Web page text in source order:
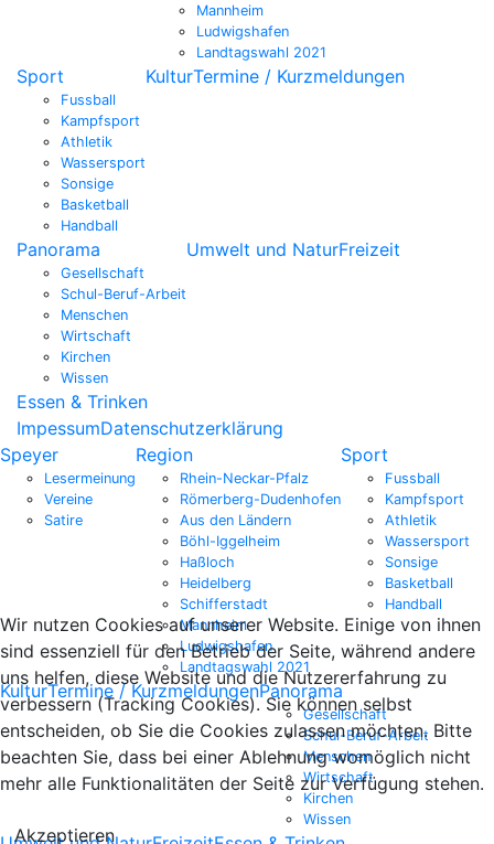
Mannheim
Ludwigshafen
Landtagswahl 2021
Sport
Fussball
Kampfsport
Athletik
Wassersport
Sonsige
Basketball
Handball
KulturTermine / Kurzmeldungen
Panorama
Gesellschaft
Schul-Beruf-Arbeit
Menschen
Wirtschaft
Kirchen
Wissen
Umwelt und NaturFreizeit
Essen & Trinken
ImpessumDatenschutzerklärung
Speyer
Lesermeinung
Vereine
Satire
Region
Rhein-Neckar-Pfalz
Römerberg-Dudenhofen
Aus den Ländern
Böhl-Iggelheim
Haßloch
Heidelberg
Schifferstadt
Mannheim
Ludwigshafen
Landtagswahl 2021
Sport
Fussball
Kampfsport
Athletik
Wassersport
Sonsige
Basketball
Handball
KulturTermine / KurzmeldungenPanorama
Gesellschaft
Schul-Beruf-Arbeit
Menschen
Wirtschaft
Kirchen
Wissen
Wir nutzen Cookies auf unserer Website. Einige von ihnen
sind essenziell für den Betrieb der Seite, während andere
uns helfen, diese Website und die Nutzererfahrung zu
verbessern (Tracking Cookies). Sie können selbst
entscheiden, ob Sie die Cookies zulassen möchten. Bitte
beachten Sie, dass bei einer Ablehnung womöglich nicht
mehr alle Funktionalitäten der Seite zur Verfügung stehen.
Akzeptieren